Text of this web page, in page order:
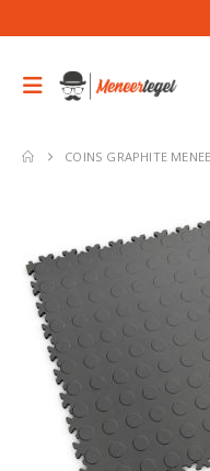
COINS GRAPHITE